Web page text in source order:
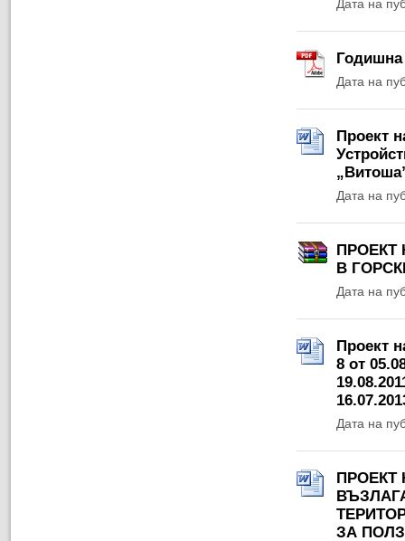
Дата на
Годишна
Дата на
Проект
Дата на
ПРОЕКТ
В
Дата на
Проект
8 от
Дата на
ПРОЕКТ
ЗА